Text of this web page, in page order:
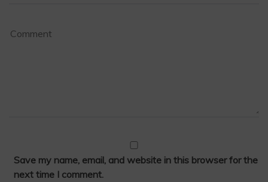
Save my name, email, and website in this browser for the
next time I comment.